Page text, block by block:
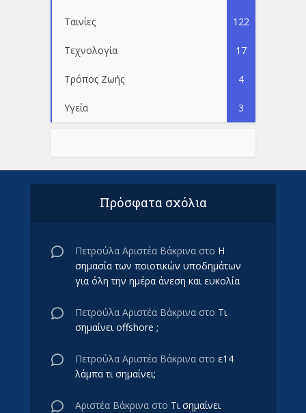
Ταινίες 122
Τεχνολογία 17
Τρόπος Ζωής 4
Υγεία 3
Πρόσφατα σχόλια
Πετρούλα Αριστέα Βάκρινα στο Η
σημασία των ποιοτικών υποδημάτων
για όλη την ημέρα άνεση και ευκολία
Πετρούλα Αριστέα Βάκρινα στο Τι
σημαίνει offshore ;
Πετρούλα Αριστέα Βάκρινα στο ε14
λάμπα τι σημαίνει;
Αριστέα Βάκρινα στο Τι σημαίνει